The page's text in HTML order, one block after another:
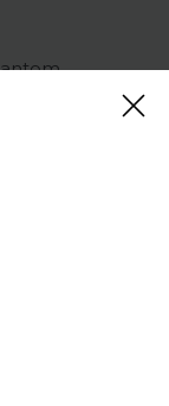
да блестят.